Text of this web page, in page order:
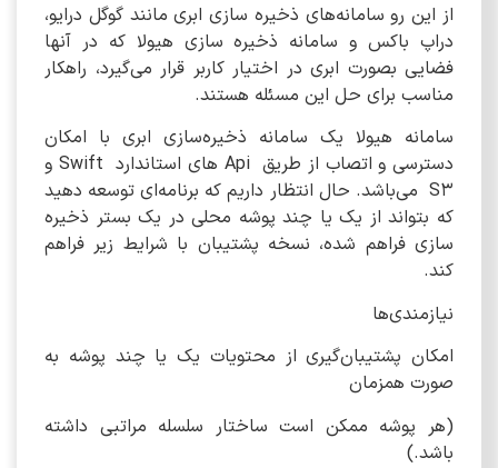
از این رو سامانه‌های ذخیره سازی ابری مانند گوگل درایو،
دراپ باکس و سامانه ذخیره سازی هیولا که در آنها
فضایی بصورت ابری در اختیار کاربر قرار می‌گیرد، راهکار
مناسب برای حل این مسئله هستند.
سامانه هیولا یک سامانه ذخیره‌سازی ابری با امکان
دسترسی و اتصاب از طریق Api های استاندارد Swift و
S3 می‌باشد. حال انتظار داریم که برنامه‌ای توسعه دهید
که بتواند از یک یا چند پوشه محلی در یک بستر ذخیره
سازی فراهم شده، نسخه پشتیبان با شرایط زیر فراهم
کند.
نیازمندی‌ها
امکان پشتیبان‌گیری از محتویات یک یا چند پوشه به
صورت همزمان
(هر پوشه ممکن است ساختار سلسله مراتبی داشته
باشد.)